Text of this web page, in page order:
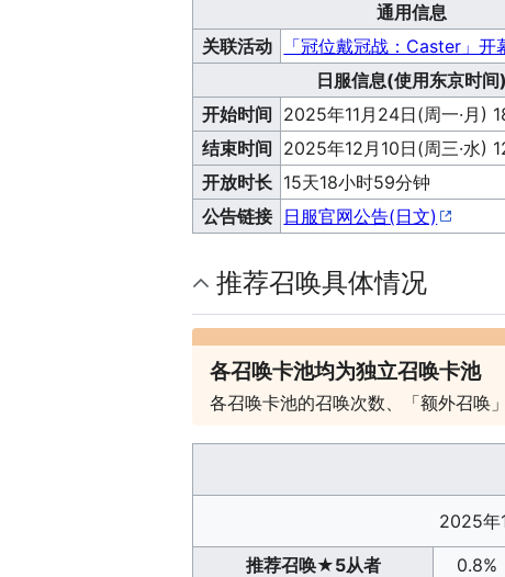
通用信息
关联活动
「冠位戴冠战：Caster」开
日服信息(使用东京时间)
开始时间 2025年11月24日(周一·月)
结束时间 2025年12月10日(周三·水)
开放时长 15天18小时59分钟
公告链接
日服官网公告(日文)
推荐召唤具体情况
各召唤卡池均为独立召唤卡池
各召唤卡池的召唤次数、「额外召唤
2025年
推荐召唤★5从者 0.8%